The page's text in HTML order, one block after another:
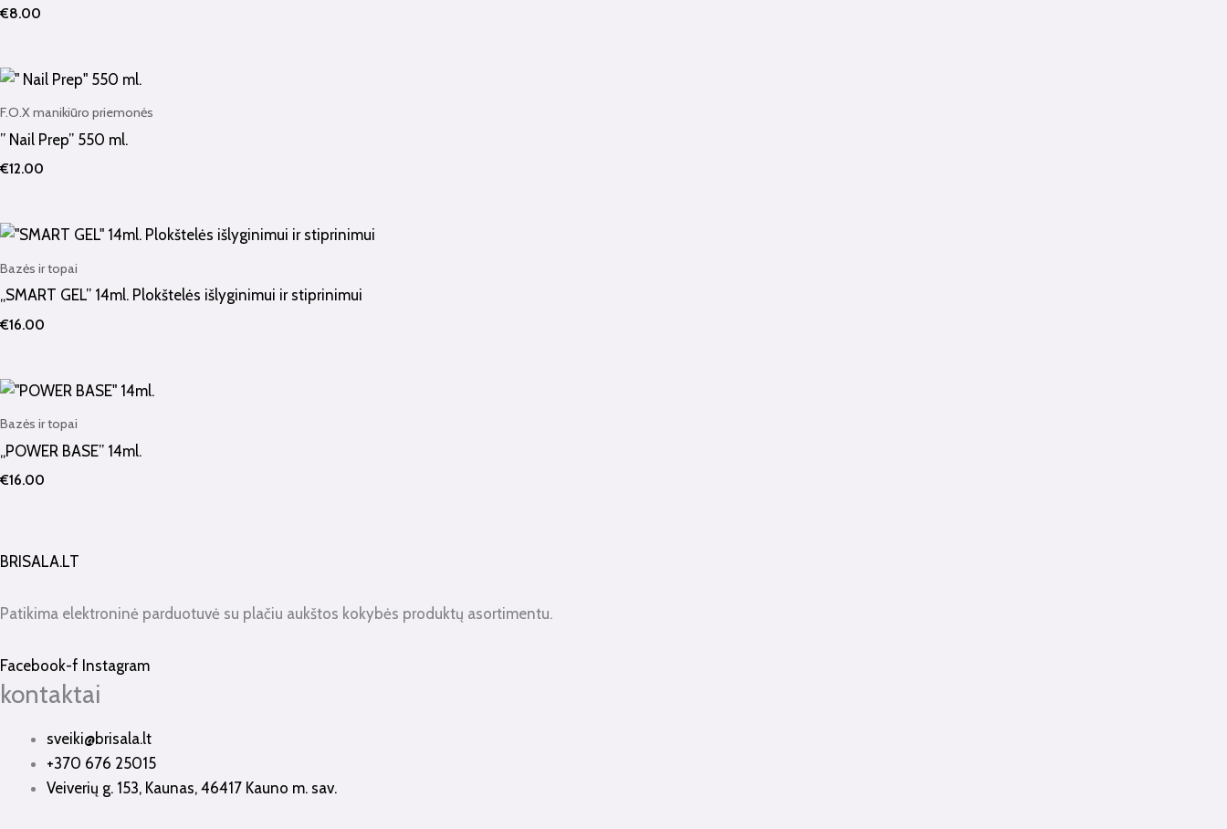
€8.00
F.O.X manikiūro priemonės
” Nail Prep” 550 ml.
€12.00
Bazės ir topai
„SMART GEL” 14ml. Plokštelės išlyginimui ir stiprinimui
€16.00
Bazės ir topai
„POWER BASE” 14ml.
€16.00
BRISALA.LT
Patikima elektroninė parduotuvė su plačiu aukštos kokybės produktų asortimentu.
Facebook-f Instagram
kontaktai
sveiki@brisala.lt
+370 676 25015
Veiverių g. 153, Kaunas, 46417 Kauno m. sav.